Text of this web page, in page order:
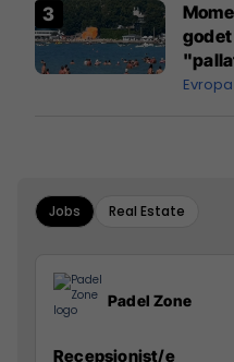
godet
Evropa
Jobs Real Estate
Padel Zone
Recepsionist/e